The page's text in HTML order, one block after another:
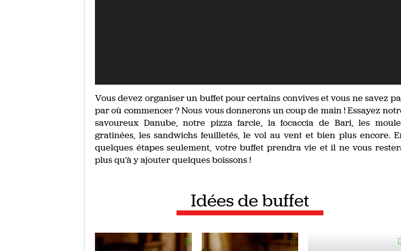
Vous devez organiser un buffet pour certains convives et vous ne savez
par où commencer ? Nous vous donnerons un coup de main ! Essayez
savoureux Danube, notre pizza farcie, la focaccia de Bari, les
gratinées, les sandwichs feuilletés, le vol au vent et bien plus encore.
quelques étapes seulement, votre buffet prendra vie et il ne vous
plus qu'à y ajouter quelques boissons !
Idées de buffet